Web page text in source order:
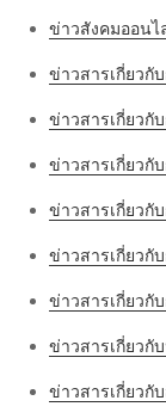
ข่าวสังคมออนไ
ข่าวสารเกี่ยวกั
ข่าวสารเกี่ยวกั
ข่าวสารเกี่ยวกั
ข่าวสารเกี่ยว
ข่าวสารเกี่ยวกั
ข่าวสารเกี่ยว
ข่าวสารเกี่ยวกั
ข่าวสารเกี่ยวกั